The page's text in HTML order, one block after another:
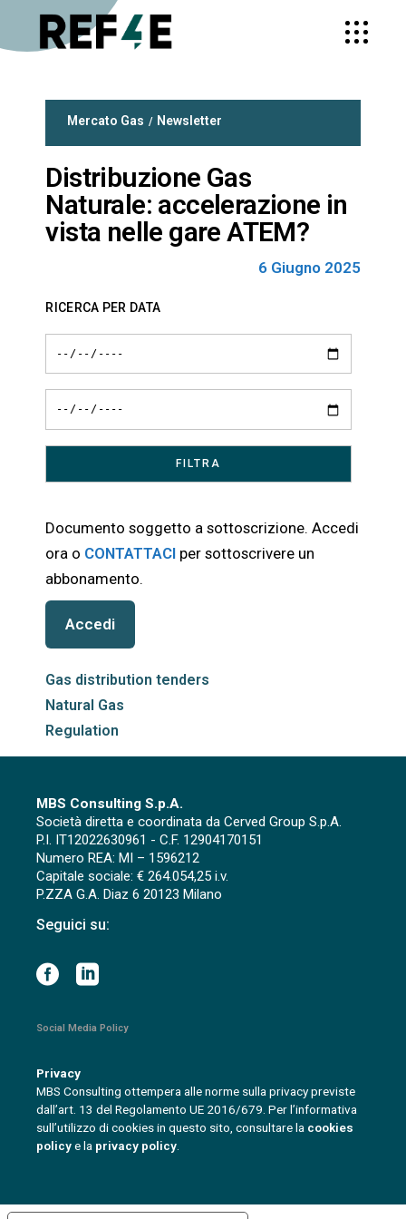
Mercato Gas Newsletter
Distribuzione Gas
Naturale: accelerazione in
vista nelle gare ATEM?
6 Giugno 2025
RICERCA PER DATA
Documento soggetto a sottoscrizione. Accedi
ora o CONTATTACI per sottoscrivere un
abbonamento.
Accedi
Gas distribution tenders
Natural Gas
Regulation
MBS Consulting S.p.A.
Società diretta e coordinata da Cerved Group S.p.A.
P.I. IT12022630961 - C.F. 12904170151
Numero REA: MI – 1596212
Capitale sociale: € 264.054,25 i.v.
P.ZZA G.A. Diaz 6 20123 Milano
Seguici su:
Social Media Policy
Privacy
MBS Consulting ottempera alle norme sulla privacy previste
dall’art. 13 del Regolamento UE 2016/679. Per l’informativa
sull’utilizzo di cookies in questo sito, consultare la cookies
policye la privacy policy.